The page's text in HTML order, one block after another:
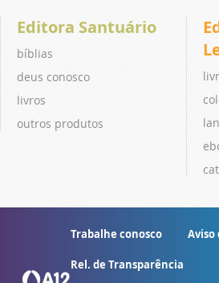
Editora Santuário
bíblias
deus conosco
livros
outros produtos
Trabalhe conosco Aviso
Rel. de Transparência